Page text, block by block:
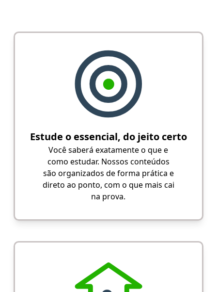
Estude o essencial, do jeito certo
Você saberá exatamente o que e
como estudar. Nossos conteúdos
são organizados de forma prática e
direto ao ponto, com o que mais cai
na prova.